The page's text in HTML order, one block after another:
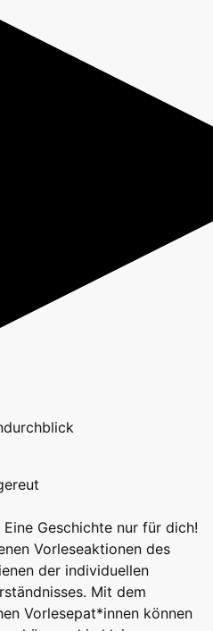
Geschichte nur für dich!
Vorleseaktionen des
der individuellen
Mit dem
Vorlesepat*innen können